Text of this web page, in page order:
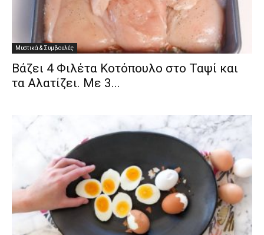
Μυστικά & Συμβουλές
Βάζει 4 Φιλέτα Κοτόπουλο στο Ταψί και
τα Αλατίζει. Με 3...